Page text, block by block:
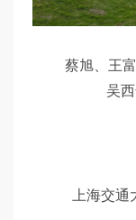
蔡旭、王
吴
上海交